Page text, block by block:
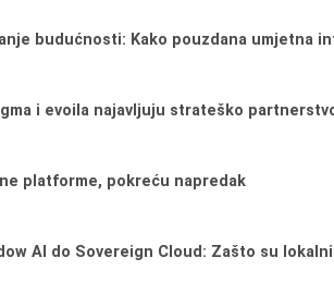
budućnosti: Kako pouzdana umjetna
i evoila najavljuju strateško
platforme, pokreću napredak
AI do Sovereign Cloud: Zašto su